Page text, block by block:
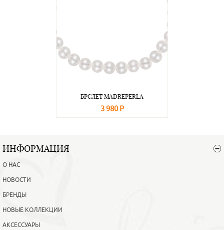
БРСЛЕТ MADREPERLA
3 980 Р
ИНФОРМАЦИЯ
О НАС
НОВОСТИ
БРЕНДЫ
НОВЫЕ КОЛЛЕКЦИИ
АКСЕССУАРЫ